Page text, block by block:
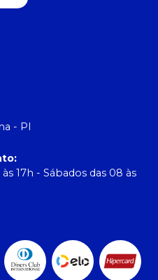
- PI
:
17h - Sábados das 08 às